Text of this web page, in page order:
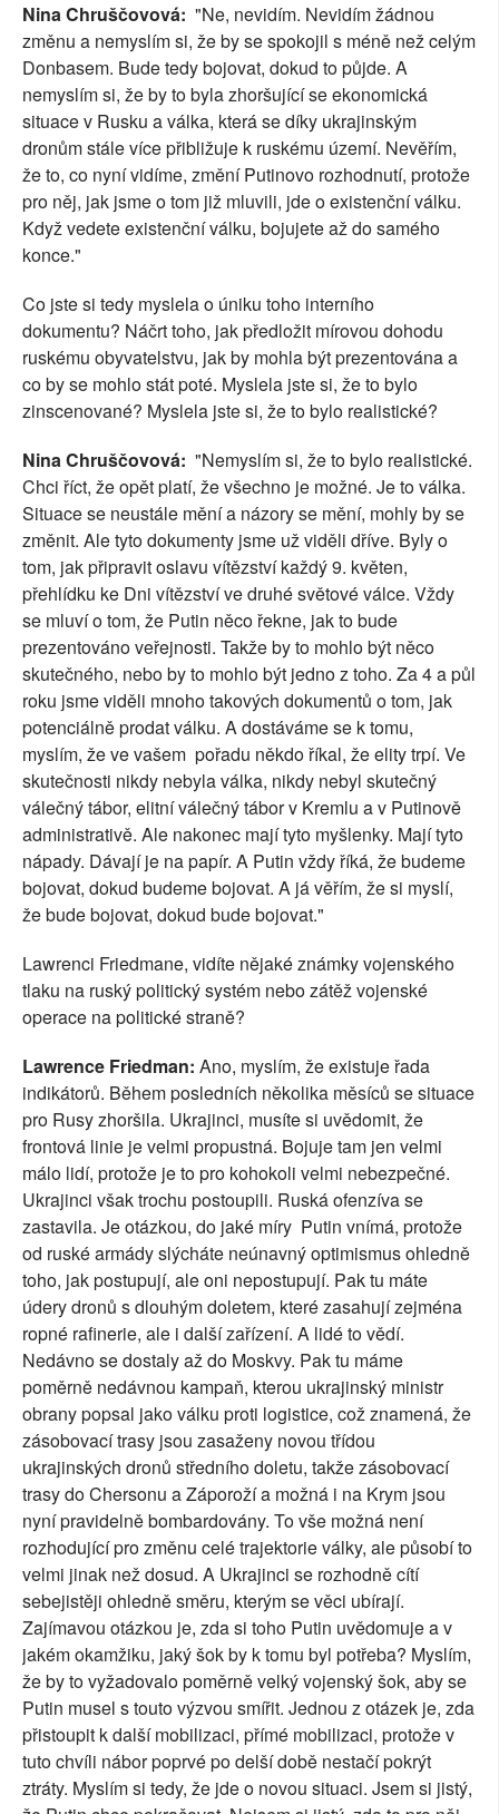
Nina Chruščovová: "Ne, nevidím. Nevidím žádnou
změnu a nemyslím si, že by se spokojil s méně než celým
Donbasem. Bude tedy bojovat, dokud to půjde. A
nemyslím si, že by to byla zhoršující se ekonomická
situace v Rusku a válka, která se díky ukrajinským
dronům stále více přibližuje k ruskému území. Nevěřím,
že to, co nyní vidíme, změní Putinovo rozhodnutí, protože
pro něj, jak jsme o tom již mluvili, jde o existenční válku.
Když vedete existenční válku, bojujete až do samého
konce."
Co jste si tedy myslela o úniku toho interního
dokumentu? Náčrt toho, jak předložit mírovou dohodu
ruskému obyvatelstvu, jak by mohla být prezentována a
co by se mohlo stát poté. Myslela jste si, že to bylo
zinscenované? Myslela jste si, že to bylo realistické?
Nina Chruščovová: "Nemyslím si, že to bylo realistické.
Chci říct, že opět platí, že všechno je možné. Je to válka.
Situace se neustále mění a názory se mění, mohly by se
změnit. Ale tyto dokumenty jsme už viděli dříve. Byly o
tom, jak připravit oslavu vítězství každý 9. květen,
přehlídku ke Dni vítězství ve druhé světové válce. Vždy
se mluví o tom, že Putin něco řekne, jak to bude
prezentováno veřejnosti. Takže by to mohlo být něco
skutečného, nebo by to mohlo být jedno z toho. Za 4 a půl
roku jsme viděli mnoho takových dokumentů o tom, jak
potenciálně prodat válku. A dostáváme se k tomu,
myslím, že ve vašem pořadu někdo říkal, že elity trpí. Ve
skutečnosti nikdy nebyla válka, nikdy nebyl skutečný
válečný tábor, elitní válečný tábor v Kremlu a v Putinově
administrativě. Ale nakonec mají tyto myšlenky. Mají tyto
nápady. Dávají je na papír. A Putin vždy říká, že budeme
bojovat, dokud budeme bojovat. A já věřím, že si myslí,
že bude bojovat, dokud bude bojovat."
Lawrenci Friedmane, vidíte nějaké známky vojenského
tlaku na ruský politický systém nebo zátěž vojenské
operace na politické straně?
Lawrence Friedman: Ano, myslím, že existuje řada
indikátorů. Během posledních několika měsíců se situace
pro Rusy zhoršila. Ukrajinci, musíte si uvědomit, že
frontová linie je velmi propustná. Bojuje tam jen velmi
málo lidí, protože je to pro kohokoli velmi nebezpečné.
Ukrajinci však trochu postoupili. Ruská ofenzíva se
zastavila. Je otázkou, do jaké míry Putin vnímá, protože
od ruské armády slýcháte neúnavný optimismus ohledně
toho, jak postupují, ale oni nepostupují. Pak tu máte
údery dronů s dlouhým doletem, které zasahují zejména
ropné rafinerie, ale i další zařízení. A lidé to vědí.
Nedávno se dostaly až do Moskvy. Pak tu máme
poměrně nedávnou kampaň, kterou ukrajinský ministr
obrany popsal jako válku proti logistice, což znamená, že
zásobovací trasy jsou zasaženy novou třídou
ukrajinských dronů středního doletu, takže zásobovací
trasy do Chersonu a Záporoží a možná i na Krym jsou
nyní pravidelně bombardovány. To vše možná není
rozhodující pro změnu celé trajektorie války, ale působí to
velmi jinak než dosud. A Ukrajinci se rozhodně cítí
sebejistěji ohledně směru, kterým se věci ubírají.
Zajímavou otázkou je, zda si toho Putin uvědomuje a v
jakém okamžiku, jaký šok by k tomu byl potřeba? Myslím,
že by to vyžadovalo poměrně velký vojenský šok, aby se
Putin musel s touto výzvou smířit. Jednou z otázek je, zda
přistoupit k další mobilizaci, přímé mobilizaci, protože v
tuto chvíli nábor poprvé po delší době nestačí pokrýt
ztráty. Myslím si tedy, že jde o novou situaci. Jsem si jistý,